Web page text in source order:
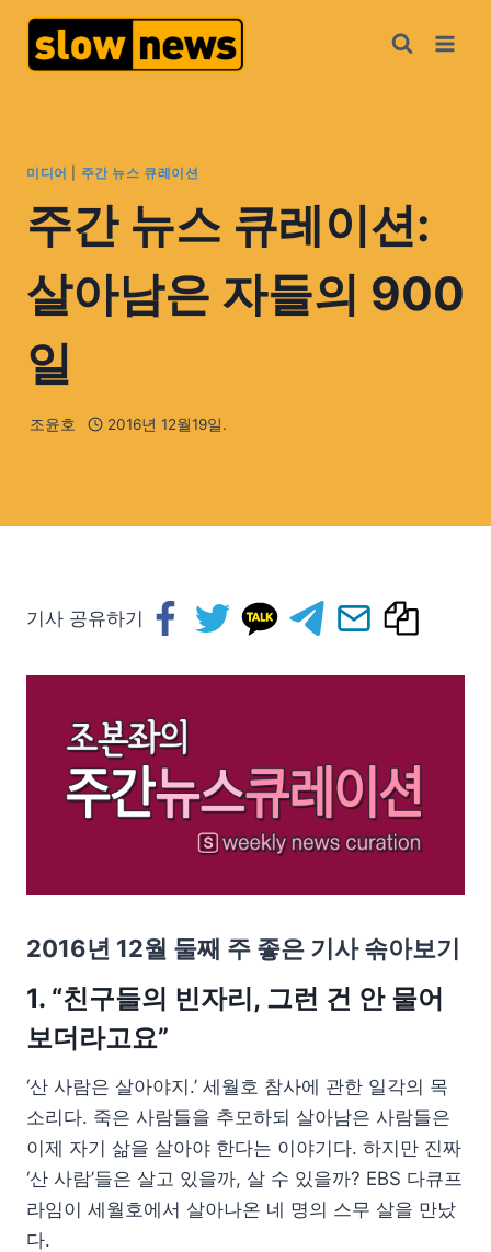
미디어 주간 뉴스 큐레이션
주간 뉴스 큐레이션:
살아남은 자들의 900
일
조윤호 2016년 12월19일.
기사 공유하기
2016년 12월 둘째 주 좋은 기사 솎아보기
1. “친구들의 빈자리, 그런 건 안 물어
보더라고요”
‘산 사람은 살아야지.’ 세월호 참사에 관한 일각의 목
소리다. 죽은 사람들을 추모하되 살아남은 사람들은
이제 자기 삶을 살아야 한다는 이야기다. 하지만 진짜
‘산 사람’들은 살고 있을까, 살 수 있을까? EBS 다큐프
라임이 세월호에서 살아나온 네 명의 스무 살을 만났
다.